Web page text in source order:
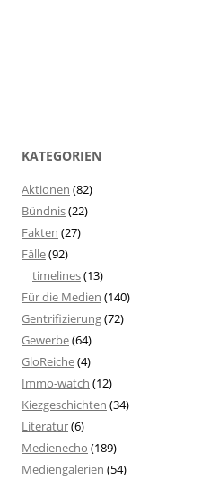
KATEGORIEN
Aktionen (82)
Bündnis(22)
Fakten (27)
Fälle(92)
timelines(13)
Für die Medien (140)
Gentrifizierung(72)
Gewerbe(64)
GloReiche(4)
Immo-watch (12)
Kiezgeschichten (34)
Literatur(6)
Medienecho (189)
Mediengalerien (54)